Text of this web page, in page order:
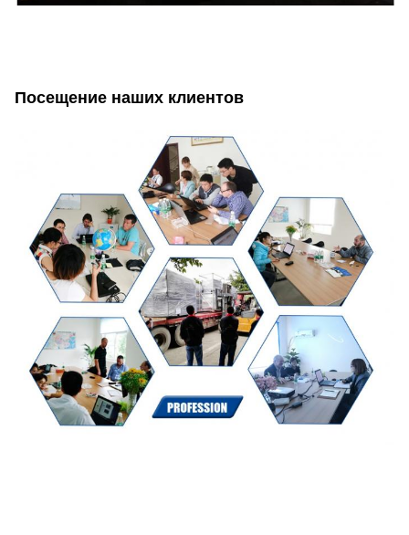
Посещение наших клиентов